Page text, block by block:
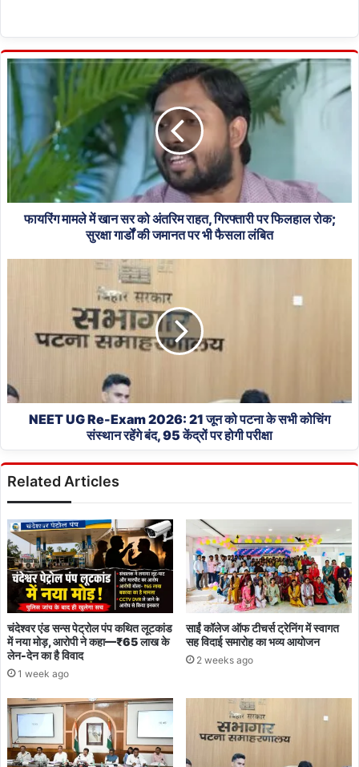
फायरिंग
मामले
खान
सर
को
अंतरिम
राहत,
गिरफ्तारी
लंबित
फायरिंग मामले में खान सर को अंतरिम राहत, गिरफ्तारी पर फिलहाल रोक;
सुरक्षा गार्डों की जमानत पर भी फैसला लंबित
2026:
को
पटना
कोचिंग
संस्थान
रहेंगे
बंद,
95
केंद्रों
पर
होगी
परीक्षा
NEET UG Re-Exam 2026: 21 जून को पटना के सभी कोचिंग
संस्थान रहेंगे बंद, 95 केंद्रों पर होगी परीक्षा
Related Articles
चंदेश्वर एंड सन्स पेट्रोल पंप कथित लूटकांड
में नया मोड़, आरोपी ने कहा—₹65 लाख के
लेन-देन का है विवाद
1 week ago
साईं कॉलेज ऑफ टीचर्स ट्रेनिंग में स्वागत
सह विदाई समारोह का भव्य आयोजन
2 weeks ago